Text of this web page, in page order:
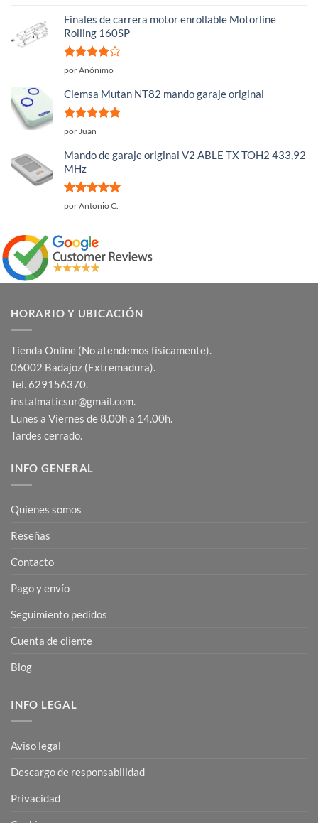
Finales de carrera motor enrollable Motorline
Rolling 160SP
Valorado
5
por Anónimo
Clemsa Mutan NT82 mando garaje original
Valorado
por Juan
Mando de garaje original V2 ABLE TX TOH2 433,92
MHz
Valorado
por Antonio C.
HORARIO Y UBICACIÓN
Tienda Online (No atendemos físicamente).
06002 Badajoz (Extremadura).
Tel. 629156370.
instalmaticsur@gmail.com.
Lunes a Viernes de 8.00h a 14.00h.
Tardes cerrado.
INFO GENERAL
Quienes somos
Reseñas
Contacto
Pago y envío
Seguimiento pedidos
Cuenta de cliente
Blog
INFO LEGAL
Aviso legal
Descargo de responsabilidad
Privacidad